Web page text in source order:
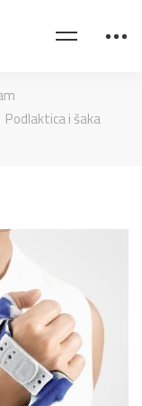
Podlaktica i šaka